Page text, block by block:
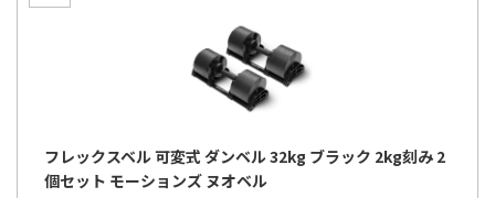
フレックスベル 可変式 ダンベル 32kg ブラック 2kg刻み 2
個セット モーションズ ヌオベル